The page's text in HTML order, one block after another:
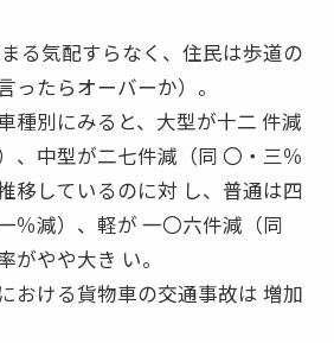
る気配すらなく、住民は歩道の
ったらオーバーか）。
種別にみると、大型が十二 件減
、中型が二七件減（同 〇・三％
移しているのに対 し、普通は四
％減）、軽が 一〇六件減（同
がやや大き い。
おける貨物車の交通事故は 増加